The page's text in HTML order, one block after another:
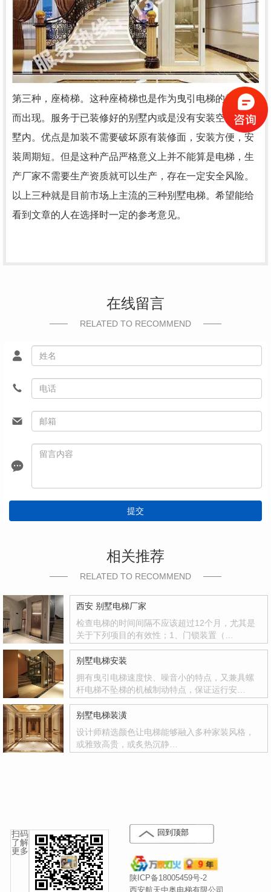
第三种，座椅梯。这种座椅梯也是作为曳引电梯的替代品
而出现。服务于已装修好的别墅内或是没有安装空间的别
墅内。优点是加装不需要破坏原有装修面，安装方便，安
装周期短。但是这种产品严格意义上并不能算是电梯，生
产厂家不需要生产资质就可以生产，存在一定安全风险。
以上三种就是目前市场上主流的三种别墅电梯。希望能给
看到文章的人在选择时一定的参考意见。
在线留言
RELATED TO RECOMMEND
提交
相关推荐
RELATED TO RECOMMEND
西安 别墅电梯厂家
检查电梯的时间间隔不应该超过12个月，尤其是
关于下列项目的有效性；1、门锁装置（…
别墅电梯安装
拥有曳引电梯速度快、噪音小的特点，又兼具螺
杆电梯不坠梯的机械制动特点，保证运行安…
别墅电梯装潢
设计师精选颜色让电梯能够融入多种家装风格，
或雅致高贵，或炙热沉静…
扫码
了解
更多
回到顶部
陕ICP备18005459号-2
西安航天中奥电梯有限公司